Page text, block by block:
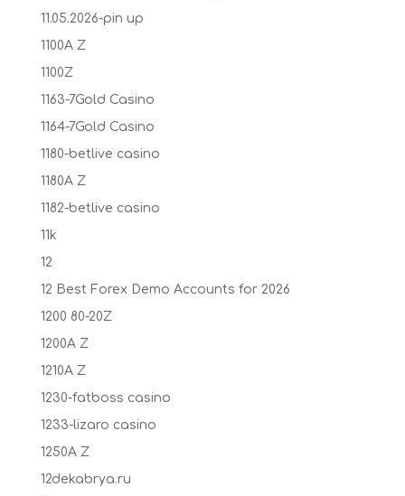
11.05.2026-pin up
1100A Z
1100Z
1163-7Gold Casino
1164-7Gold Casino
1180-betlive casino
1180A Z
1182-betlive casino
11k
12
12 Best Forex Demo Accounts for 2026
1200 80-20Z
1200A Z
1210A Z
1230-fatboss casino
1233-lizaro casino
1250A Z
12dekabrya.ru